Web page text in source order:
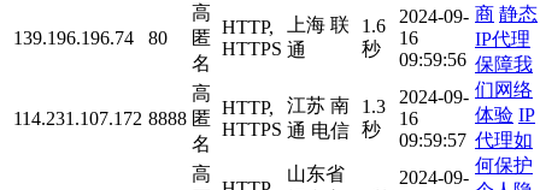
139.196.196.74 80
高
匿
名
HTTP,
HTTPS
上海 联
通
1.6
秒
2024-09-
16
09:59:56
114.231.107.172 8888
高
匿
名
HTTP,
HTTPS
江苏 南
通 电信
1.3
秒
2024-09-
16
09:59:57
高
山东省
2024-09-
商 静态
IP代理
保障我
们网络
体验 IP
代理如
何保护